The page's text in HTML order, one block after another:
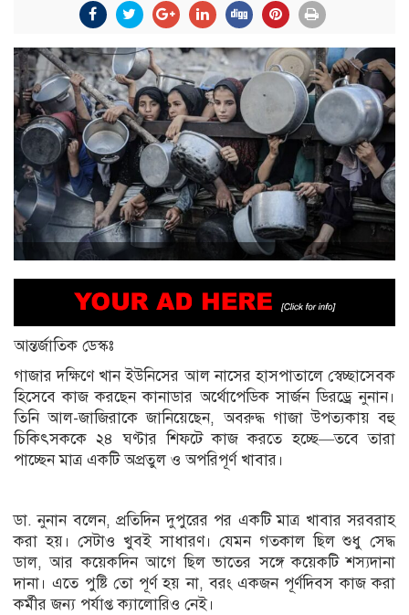
আন্তর্জাতিক ডেস্কঃ
গাজার দক্ষিণে খান ইউনিসের আল নাসের হাসপাতালে স্বেচ্ছাসেবক
হিসেবে কাজ করছেন কানাডার অর্থোপেডিক সার্জন ডিরড্রে নুনান।
তিনি আল-জাজিরাকে জানিয়েছেন, অবরুদ্ধ গাজা উপত্যকায় বহু
চিকিৎসককে ২৪ ঘণ্টার শিফটে কাজ করতে হচ্ছে—তবে তারা
পাচ্ছেন মাত্র একটি অপ্রতুল ও অপরিপূর্ণ খাবার।
ডা. নুনান বলেন, প্রতিদিন দুপুরের পর একটি মাত্র খাবার সরবরাহ
করা হয়। সেটাও খুবই সাধারণ। যেমন গতকাল ছিল শুধু সেদ্ধ
ডাল, আর কয়েকদিন আগে ছিল ভাতের সঙ্গে কয়েকটি শস্যদানা
দানা। এতে পুষ্টি তো পূর্ণ হয় না, বরং একজন পূর্ণদিবস কাজ করা
কর্মীর জন্য পর্যাপ্ত ক্যালোরিও নেই।